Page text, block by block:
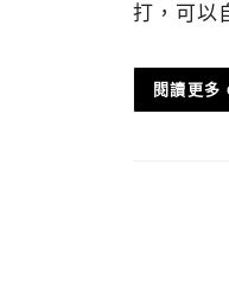
打，可以